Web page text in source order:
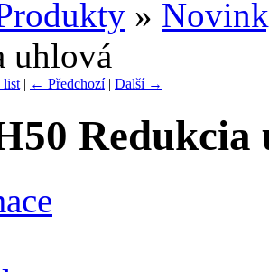
»
uhlová
list | ← Předchozí| Další →
Redukcia